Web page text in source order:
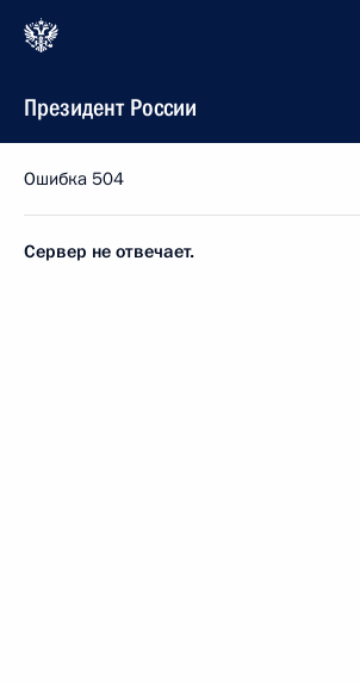
Президент России
Ошибка 504
Сервер не отвечает.